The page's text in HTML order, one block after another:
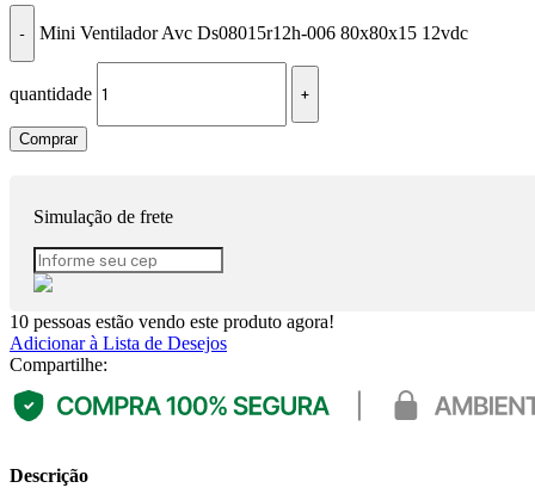
Mini Ventilador Avc Ds08015r12h-006 80x80x15 12vdc
quantidade
Comprar
Simulação de frete
10 pessoas estão vendo este produto agora!
Adicionar à Lista de Desejos
Compartilhe:
Descrição